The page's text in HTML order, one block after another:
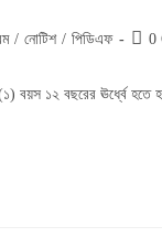
/ নোটিশ / পিডিএফ
Post
0
বয়স ১২ বছরের ঊর্ধ্বে